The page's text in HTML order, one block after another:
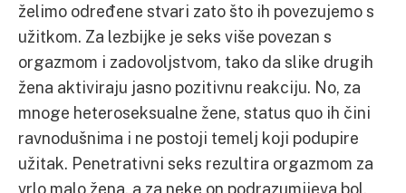
želimo određene stvari zato što ih povezujemo s
užitkom. Za lezbijke je seks više povezan s
orgazmom i zadovoljstvom, tako da slike drugih
žena aktiviraju jasno pozitivnu reakciju. No, za
mnoge heteroseksualne žene, status quo ih čini
ravnodušnima i ne postoji temelj koji podupire
užitak. Penetrativni seks rezultira orgazmom za
vrlo malo žena, a za neke on podrazumijeva bol,